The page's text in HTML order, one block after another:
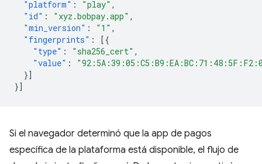
"platform" : "play" ,
"id" : "xyz.bobpay.app" ,
"min_version" : "1" ,
"fingerprints" :
[{
"type" : "sha256_cert" ,
"value" :
}]
}]
Si el navegador determinó que la app de pagos
específica de la plataforma está disponible, el flujo de